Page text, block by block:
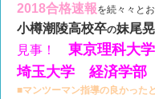
2018合格速報を続々々と
小樽潮陵高校卒の妹尾
見事！ 東京理科大
埼玉大学 経済学
■マンツーマン指導の良かった